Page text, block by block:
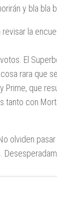
y bla bla
revisar la
El
rara que
Prime, que
tanto con
olviden pasar